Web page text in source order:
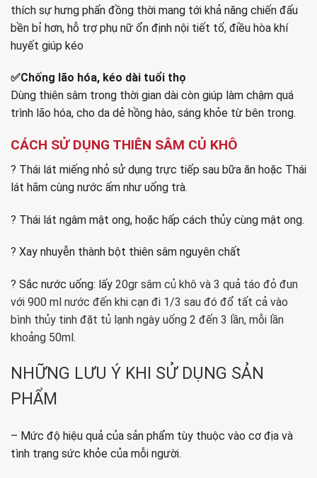
thích sự hưng phấn đồng thời mang tới khả năng chiến đấu
bền bỉ hơn, hỗ trợ phụ nữ ổn định nội tiết tố, điều hòa khí
huyết giúp kéo
✅Chống lão hóa, kéo dài tuổi thọ
Dùng thiên sâm trong thời gian dài còn giúp làm chậm quá
trình lão hóa, cho da dẻ hồng hào, sáng khỏe từ bên trong.
CÁCH SỬ DỤNG THIÊN SÂM CỦ KHÔ
? Thái lát miếng nhỏ sử dụng trực tiếp sau bữa ăn hoặc Thái
lát hãm cùng nước ấm như uống trà.
? Thái lát ngâm mật ong, hoặc hấp cách thủy cùng mật ong.
? Xay nhuyễn thành bột thiên sâm nguyên chất
? Sắc nước uống: lấy 20gr sâm củ khô và 3 quả táo đỏ đun
với 900 ml nước đến khi cạn đi 1/3 sau đó đổ tất cả vào
bình thủy tinh đặt tủ lạnh ngày uống 2 đến 3 lần, mỗi lần
khoảng 50ml.
NHỮNG LƯU Ý KHI SỬ DỤNG SẢN
PHẨM
– Mức độ hiệu quả của sản phẩm tùy thuộc vào cơ địa và
tình trạng sức khỏe của mỗi người.